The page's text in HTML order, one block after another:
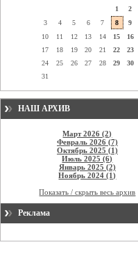
1
2
3
4 5 6 7 8
9
10
11 12 13 14 15
16
17
18 19 20 21 22
23
24
25 26 27 28 29
30
31
НАШ АРХИВ
Март 2026 (2)
Февраль 2026 (7)
Октябрь 2025 (1)
Июль 2025 (6)
Январь 2025 (2)
Ноябрь 2024 (1)
Показать / скрыть весь архив
Реклама